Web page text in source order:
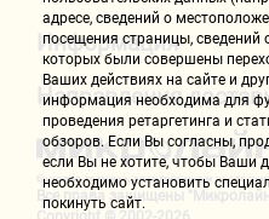
Информация
Направления
Все права защищены
адресе, сведений о
посещения страницы, сведений
которых были совершены
Ваших действиях на сайте и
информация необходима для
проведения ретаргетинга и
обзоров. Если Вы согласны,
если Вы не хотите, чтобы Ваши
необходимо установить
покинуть сайт.